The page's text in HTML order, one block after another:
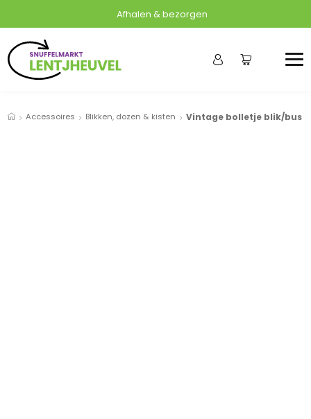
Afhalen & bezorgen
Accessoires Blikken, dozen & kisten Vintage bolletje blik/bus